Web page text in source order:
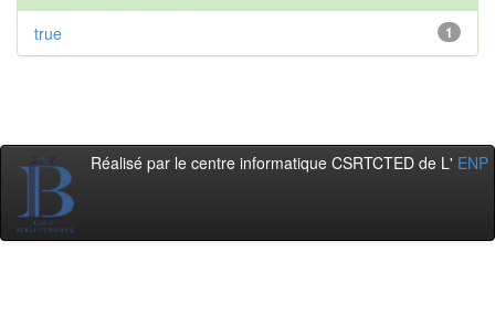
1
true
Réalisé par le centre informatique CSRTCTED de L' ENP